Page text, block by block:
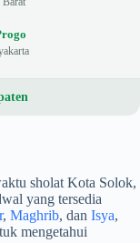
sholat Kota Solok,
yang tersedia
, Maghrib, dan Isya,
mengetahui